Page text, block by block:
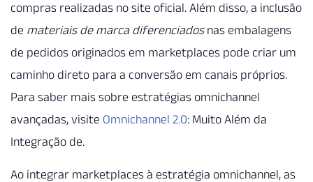
compras realizadas no site oficial. Além disso, a inclusão
de materiais de marca diferenciadosnas embalagens
de pedidos originados em marketplaces pode criar um
caminho direto para a conversão em canais próprios.
Para saber mais sobre estratégias omnichannel
avançadas, visite Omnichannel 2.0: Muito Além da
Integração de.
Ao integrar marketplaces à estratégia omnichannel, as